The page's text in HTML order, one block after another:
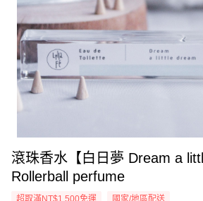
滾珠香水【白日夢 Dream a
Rollerball perfume
超取滿NT$1,500免運 國家/地區配送